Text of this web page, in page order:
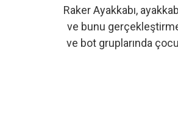
Raker Ayakkabı,
ve bunu
ve bot gruplarında